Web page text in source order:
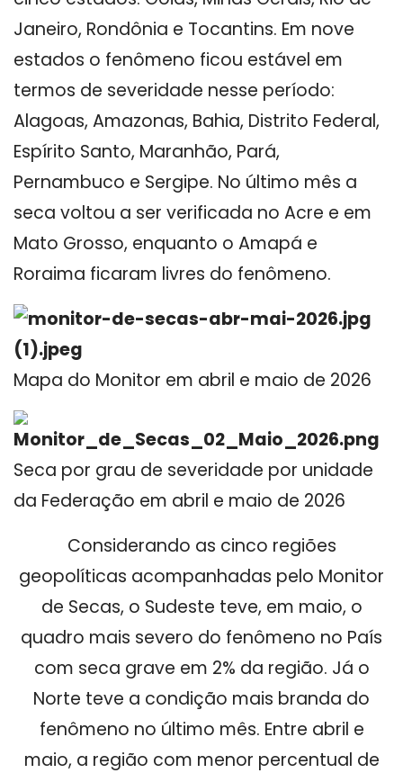
Janeiro, Rondônia e Tocantins. Em nove
estados o fenômeno ficou estável em
termos de severidade nesse período:
Alagoas, Amazonas, Bahia, Distrito Federal,
Espírito Santo, Maranhão, Pará,
Pernambuco e Sergipe. No último mês a
seca voltou a ser verificada no Acre e em
Mato Grosso, enquanto o Amapá e
Roraima ficaram livres do fenômeno.
Mapa do Monitor em abril e maio de 2026
Seca por grau de severidade por unidade
da Federação em abril e maio de 2026
Considerando as cinco regiões
geopolíticas acompanhadas pelo Monitor
de Secas, o Sudeste teve, em maio, o
quadro mais severo do fenômeno no País
com seca grave em 2% da região. Já o
Norte teve a condição mais branda do
fenômeno no último mês. Entre abril e
maio, a região com menor percentual de